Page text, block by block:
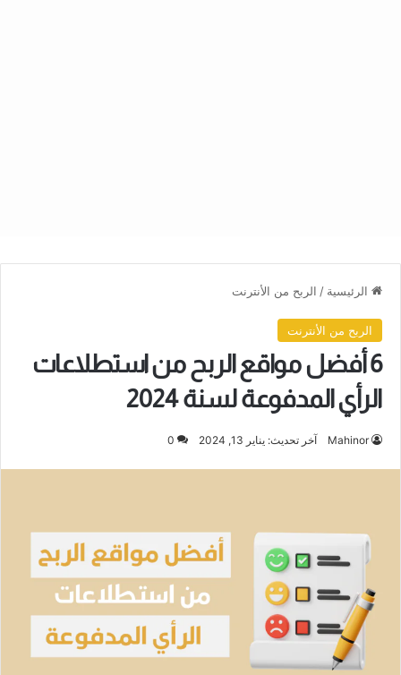
الرئيسية / الربح من الأنترنت
الربح من الأنترنت
6 أفضل مواقع الربح من استطلاعات
الرأي المدفوعة لسنة 2024
Mahinor آخر تحديث: يناير 13, 2024 0